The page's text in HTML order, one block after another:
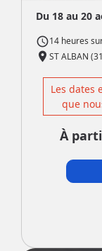
Du 18 au 20
access_time14 heures
place ST ALBAN
Les dates
que
À